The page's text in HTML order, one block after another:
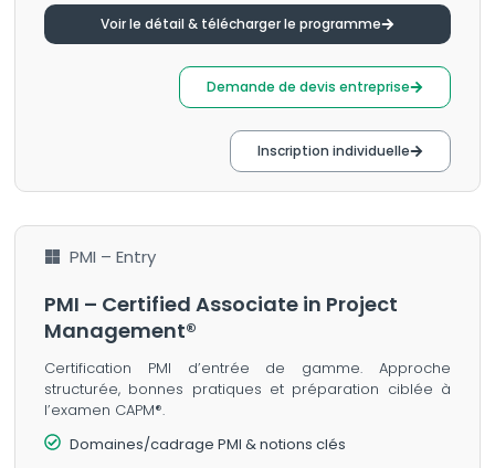
Voir le détail & télécharger le programme
Demande de devis entreprise
Inscription individuelle
PMI – Entry
PMI – Certified Associate in Project
Management®
Certification PMI d’entrée de gamme. Approche
structurée, bonnes pratiques et préparation ciblée à
l’examen CAPM®.
Domaines/cadrage PMI & notions clés